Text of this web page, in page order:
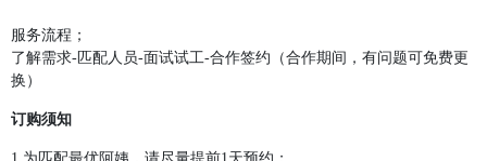
服务流程；
了解需求-匹配人员-面试试工-合作签约（合作期间，有问题可免费更
换）
订购须知